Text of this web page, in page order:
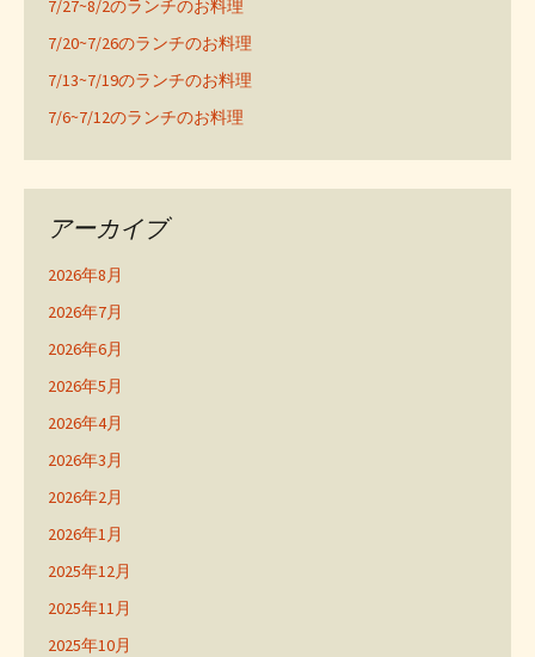
7/27~8/2のランチのお料理
7/20~7/26のランチのお料理
7/13~7/19のランチのお料理
7/6~7/12のランチのお料理
アーカイブ
2026年8月
2026年7月
2026年6月
2026年5月
2026年4月
2026年3月
2026年2月
2026年1月
2025年12月
2025年11月
2025年10月